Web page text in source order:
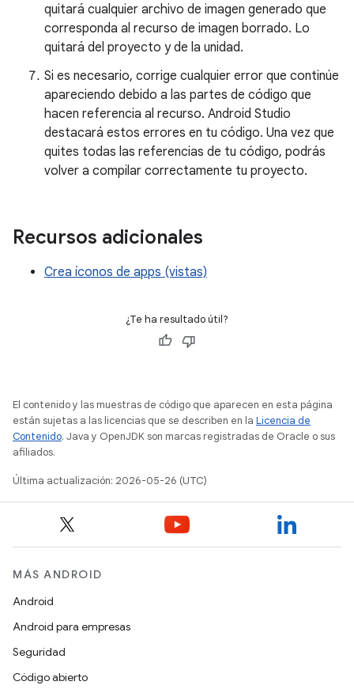
quitará cualquier archivo de imagen generado que
corresponda al recurso de imagen borrado. Lo
quitará del proyecto y de la unidad.
Si es necesario, corrige cualquier error que continúe
apareciendo debido a las partes de código que
hacen referencia al recurso. Android Studio
destacará estos errores en tu código. Una vez que
quites todas las referencias de tu código, podrás
volver a compilar correctamente tu proyecto.
Recursos adicionales
Crea íconos de apps (vistas)
¿Te ha resultado útil?
El contenido y las muestras de código que aparecen en esta página
están sujetas a las licencias que se describen en la Licencia de
Contenido. Java y OpenJDK son marcas registradas de Oracle o sus
afiliados.
Última actualización: 2026-05-26 (UTC)
MÁS ANDROID
Android
Android para empresas
Seguridad
Código abierto